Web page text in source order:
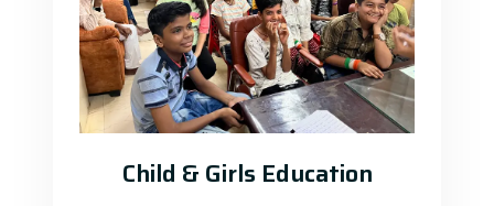
Child & Girls Education